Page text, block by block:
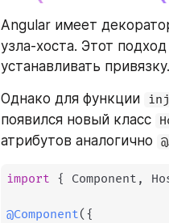
Angular имеет
узла-хоста. Этот
устанавливать привязку.
Однако для функции
появился новый класс
атрибутов аналогично
import { Component ,
@Component( {